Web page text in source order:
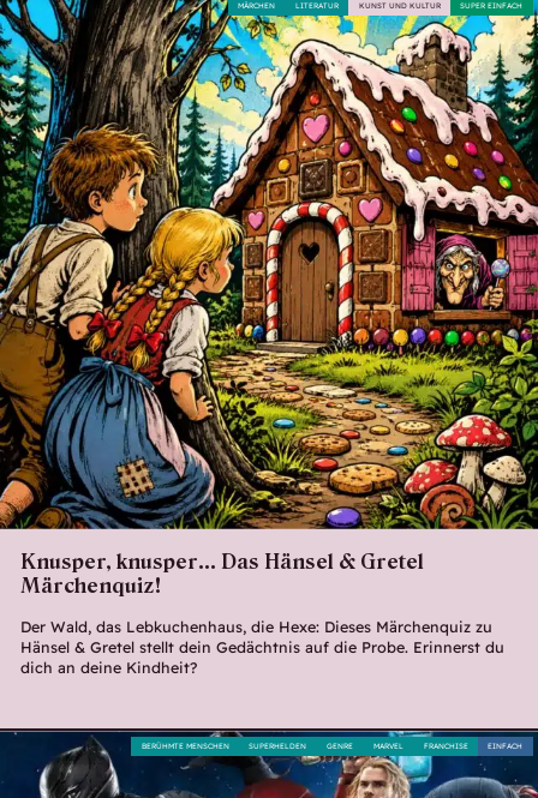
Knusper, knusper… Das Hänsel & Gretel
Märchenquiz!
Der Wald, das Lebkuchenhaus, die Hexe: Dieses Märchenquiz zu
Hänsel & Gretel stellt dein Gedächtnis auf die Probe. Erinnerst du
dich an deine Kindheit?
SUPER EINFACH
KUNST UND KULTUR
LITERATUR
MÄRCHEN
EINFACH
FRANCHISE
MARVEL
GENRE
SUPERHELDEN
BERÜHMTE MENSCHEN